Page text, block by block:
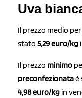
Uva
Il prezzo medio
stato 5,29 euro/kg
Il prezzo minimo
preconfezionataè
4,98 euro/kg in